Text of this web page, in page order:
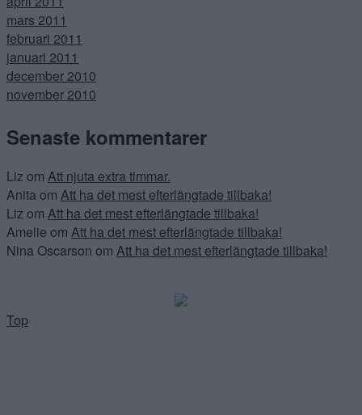
mars 2011
februari 2011
januari 2011
december 2010
november 2010
Senaste kommentarer
Liz om Att njuta extra timmar.
Anitaom Att ha det mest efterlängtade tillbaka!
Liz om Att ha det mest efterlängtade tillbaka!
Amelie om Att ha det mest efterlängtade tillbaka!
Nina Oscarson om Att ha det mest efterlängtade tillbaka!
Top